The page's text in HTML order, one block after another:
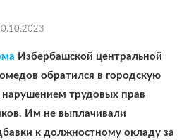
Избербашской центральной
обратился в городскую
нарушением трудовых прав
Им не выплачивали
к должностному окладу за